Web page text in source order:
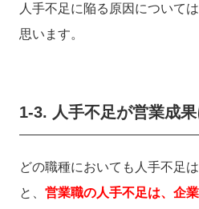
人手不足に陥る原因について
思います。
1-3. 人手不足が営業成
どの職種においても人手不足
と、 営業職の人手不足は、企